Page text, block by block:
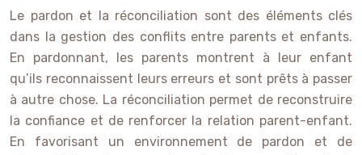
Le pardon et la réconciliation sont des éléments clés
dans la gestion des conflits entre parents et enfants.
En pardonnant, les parents montrent à leur enfant
qu’ils reconnaissent leurs erreurs et sont prêts à passer
à autre chose. La réconciliation permet de reconstruire
la confiance et de renforcer la relation parent-enfant.
En favorisant un environnement de pardon et de